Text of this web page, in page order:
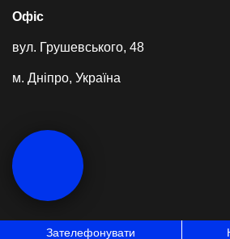
Зателефонувати
Офіс
вул. Грушевського, 48
м. Дніпро, Україна